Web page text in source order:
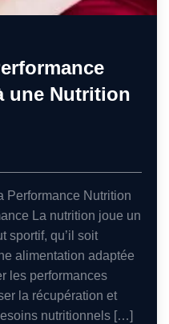
une Nutrition
Performance Nutrition
La nutrition joue un
sportif, qu’il soit
alimentation adaptée
les performances
la récupération et
nutritionnels […]